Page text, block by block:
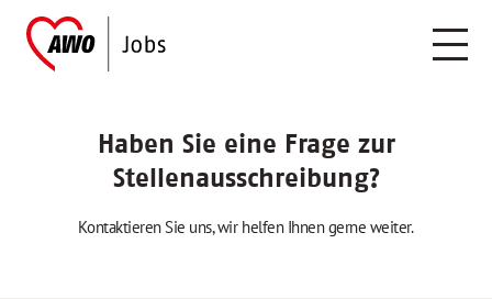
Haben Sie eine Frage zur
Stellenausschreibung?
Kontaktieren Sie uns, wir helfen Ihnen gerne weiter.